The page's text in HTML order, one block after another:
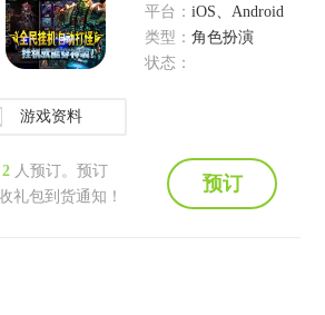
平台： iOS、Android
类型： 角色扮演
状态：
游戏资料
2 人预订。预订
礼包到货通知！
预订